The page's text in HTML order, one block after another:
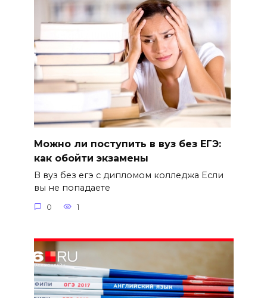
Можно ли поступить в вуз без ЕГЭ:
как обойти экзамены
В вуз без егэ с дипломом колледжа Если
вы не попадаете
0 1